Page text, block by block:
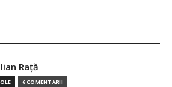
Raţă
6 COMENTARII